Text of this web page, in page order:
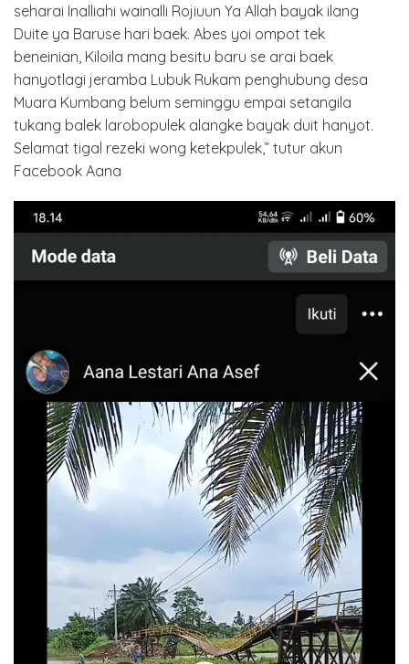
seharai Inalliahi wainalli Rojiuun Ya Allah bayak ilang
Duite ya Baruse hari baek. Abes yoi ompot tek
beneinian, Kiloila mang besitu baru se arai baek
hanyotlagi jeramba Lubuk Rukam penghubung desa
Muara Kumbang belum seminggu empai setangila
tukang balek larobopulek alangke bayak duit hanyot.
Selamat tigal rezeki wong ketekpulek,” tutur akun
Facebook Aana